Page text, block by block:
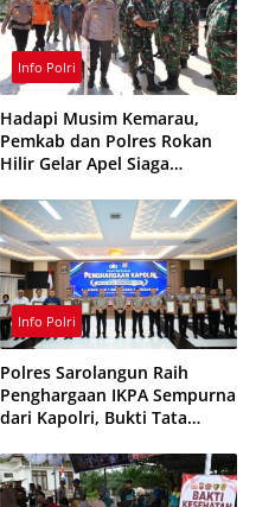
Info Polri
Hadapi Musim Kemarau,
Pemkab dan Polres Rokan
Hilir Gelar Apel Siaga
Sinergi Cegah Kebakaran
Info Polri
Polres Sarolangun Raih
Penghargaan IKPA Sempurna
dari Kapolri, Bukti Tata
Berintegritas